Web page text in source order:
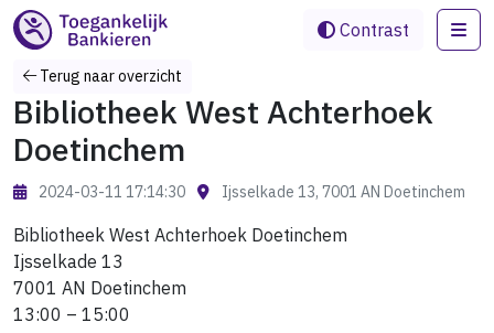
Contrast
Terug naar overzicht
Bibliotheek West Achterhoek
Doetinchem
2024-03-11 17:14:30 Ijsselkade 13, 7001 AN Doetinchem
Bibliotheek West Achterhoek Doetinchem
Ijsselkade 13
7001 AN Doetinchem
13:00 – 15:00